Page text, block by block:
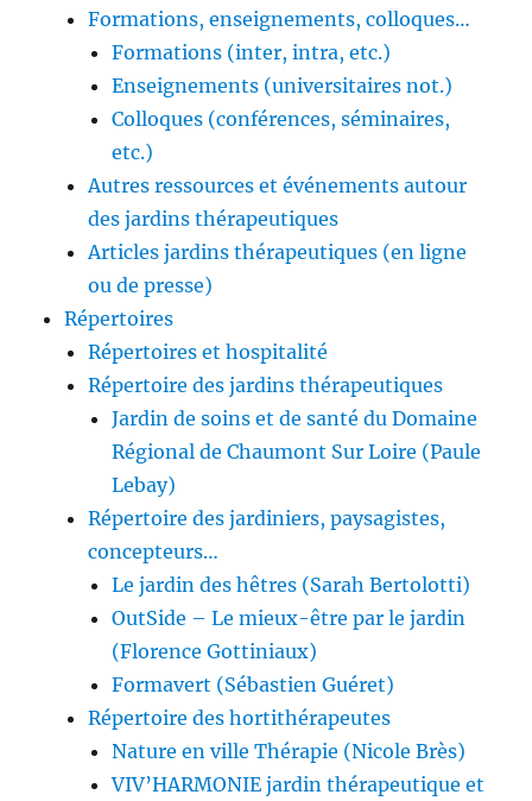
Formations, enseignements, colloques…
Formations (inter, intra, etc.)
Enseignements (universitaires not.)
Colloques (conférences, séminaires,
etc.)
Autres ressources et événements autour
des jardins thérapeutiques
Articles jardins thérapeutiques (en ligne
ou de presse)
Répertoires
Répertoires et hospitalité
Répertoire des jardins thérapeutiques
Jardin de soins et de santé du Domaine
Régional de Chaumont Sur Loire (Paule
Lebay)
Répertoire des jardiniers, paysagistes,
concepteurs…
Le jardin des hêtres (Sarah Bertolotti)
OutSide – Le mieux-être par le jardin
(Florence Gottiniaux)
Formavert (Sébastien Guéret)
Répertoire des hortithérapeutes
Nature en ville Thérapie (Nicole Brès)
VIV’HARMONIE jardin thérapeutique et